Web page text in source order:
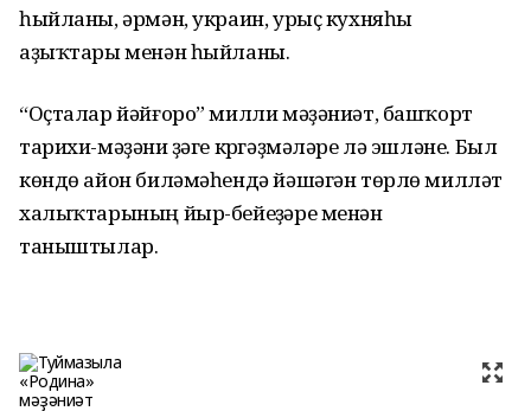
һыйланы, әрмән, украин, урыҫ кухняһы
аҙыҡтары менән һыйланы.
“Оҫталар йәйғоро” милли мәҙәниәт, башҡорт
тарихи-мәҙәни үҙәге күргәҙмәләре лә эшләне. Был
көндө айон биләмәһендә йәшәгән төрлө милләт
халыҡтарының йыр-бейеүҙәре менән
таныштылар.